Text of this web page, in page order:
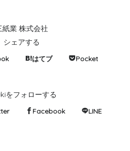
紙業 株式会社
シェアする
はてブ Pocket
をフォローする
Facebook LINE